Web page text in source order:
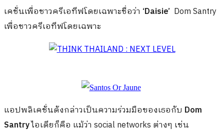
เคชั่นเพื่อชาวครีเอทีฟโดยเฉพาะชื่อว่า ‘Daisie’ Dom Santry
เพื่อชาวครีเอทีฟโดยเฉพาะ
แอปพลิเคชั่นดังกล่าวเป็นความร่วมมือของเธอกับ Dom
Santryไอเดียก็คือ แม้ว่า social networks ต่างๆ เช่น